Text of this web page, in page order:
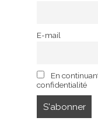
E-mail
En
confidentialité